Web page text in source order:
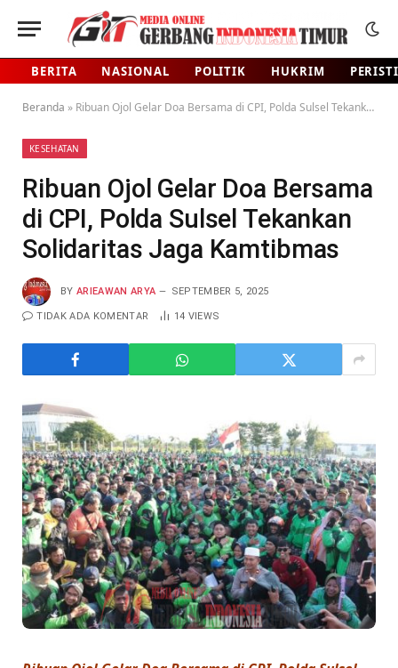
BERITA NASIONAL POLITIK HUKRIM
Beranda » Ribuan Ojol Gelar Doa Bersama di CPI, Polda Sulsel Tekankan Solidaritas Jaga Kamtibmas
KESEHATAN
Ribuan Ojol Gelar Doa Bersama
di CPI, Polda Sulsel Tekankan
Solidaritas Jaga Kamtibmas
BY ARIEAWAN ARYA SEPTEMBER 5, 2025
TIDAK ADA KOMENTAR 14 VIEWS